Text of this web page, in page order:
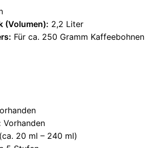
(Volumen): 2,2 Liter
Für ca. 250 Gramm Kaffeebohnen
Vorhanden
(ca. 20 ml – 240 ml)